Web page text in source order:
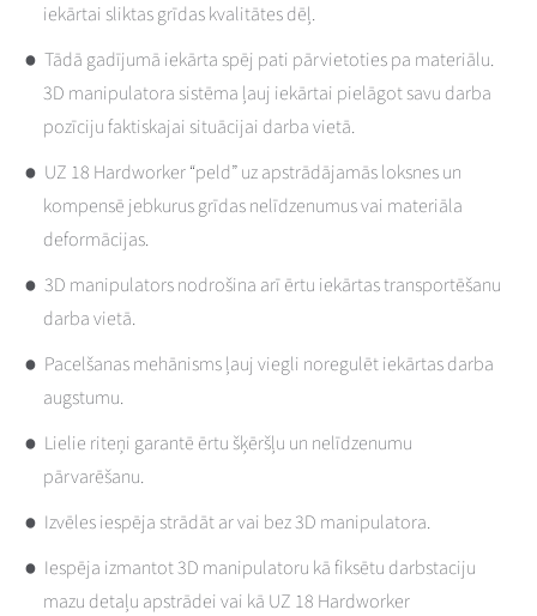
iekārtai sliktas grīdas kvalitātes dēļ.
Tādā gadījumā iekārta spēj pati pārvietoties pa materiālu.
3D manipulatora sistēma ļauj iekārtai pielāgot savu darba
pozīciju faktiskajai situācijai darba vietā.
UZ 18 Hardworker “peld” uz apstrādājamās loksnes un
kompensē jebkurus grīdas nelīdzenumus vai materiāla
deformācijas.
3D manipulators nodrošina arī ērtu iekārtas transportēšanu
darba vietā.
Pacelšanas mehānisms ļauj viegli noregulēt iekārtas darba
augstumu.
Lielie riteņi garantē ērtu šķēršļu un nelīdzenumu
pārvarēšanu.
Izvēles iespēja strādāt ar vai bez 3D manipulatora.
Iespēja izmantot 3D manipulatoru kā fiksētu darbstaciju
mazu detaļu apstrādei vai kā UZ 18 Hardworker